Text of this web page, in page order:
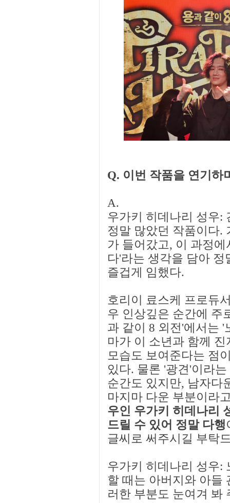
Q. 이번 작품을 연기하
A.
우가키 히데나리 성우:
정말 많았던 작품이다.
가 들어갔고, 이 과정
다'라는 생각을 담아
즐겁게 임했다.
호리이 료스케 프로듀
우 인상깊은 순간에 주
과 같이 8 외전'에서는
마가 이 소년과 함께
모습도 보여준다는 점
있다. 물론 '광견'이라
순간도 있지만, 남자다
마지마 다운 부분이라
우인 우가키 히데나리
드릴 수 있어 정말 다행
글씨로 써주시길 부탁
우가키 히데나리 성우:
할 때는 아버지와 아들
러한 부분도 눈여겨 봐